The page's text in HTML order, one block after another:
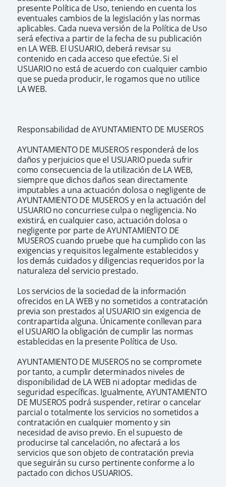
presente Política de Uso, teniendo en cuenta los
eventuales cambios de la legislación y las normas
aplicables. Cada nueva versión de la Política de Uso
será efectiva a partir de la fecha de su publicación
en LA WEB. El USUARIO, deberá revisar su
contenido en cada acceso que efectúe. Si el
USUARIO no está de acuerdo con cualquier cambio
que se pueda producir, le rogamos que no utilice
LA WEB.
Responsabilidad de AYUNTAMIENTO DE MUSEROS
AYUNTAMIENTO DE MUSEROS responderá de los
daños y perjuicios que el USUARIO pueda sufrir
como consecuencia de la utilización de LA WEB,
siempre que dichos daños sean directamente
imputables a una actuación dolosa o negligente de
AYUNTAMIENTO DE MUSEROS y en la actuación del
USUARIO no concurriese culpa o negligencia. No
existirá, en cualquier caso, actuación dolosa o
negligente por parte de AYUNTAMIENTO DE
MUSEROS cuando pruebe que ha cumplido con las
exigencias y requisitos legalmente establecidos y
los demás cuidados y diligencias requeridos por la
naturaleza del servicio prestado.
Los servicios de la sociedad de la información
ofrecidos en LA WEB y no sometidos a contratación
previa son prestados al USUARIO sin exigencia de
contrapartida alguna. Únicamente conllevan para
el USUARIO la obligación de cumplir las normas
establecidas en la presente Política de Uso.
AYUNTAMIENTO DE MUSEROS no se compromete
por tanto, a cumplir determinados niveles de
disponibilidad de LA WEB ni adoptar medidas de
seguridad específicas. Igualmente, AYUNTAMIENTO
DE MUSEROS podrá suspender, retirar o cancelar
parcial o totalmente los servicios no sometidos a
contratación en cualquier momento y sin
necesidad de aviso previo. En el supuesto de
producirse tal cancelación, no afectará a los
servicios que son objeto de contratación previa
que seguirán su curso pertinente conforme a lo
pactado con dichos USUARIOS.